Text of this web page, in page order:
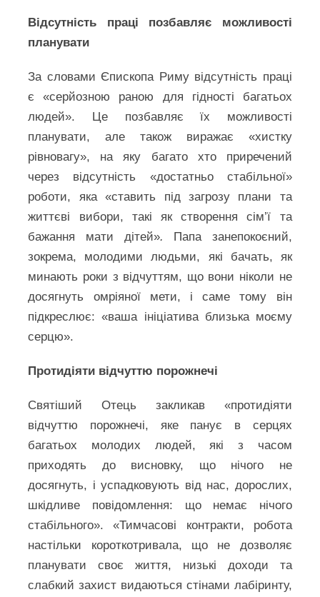
Відсутність праці позбавляє можливості
планувати
За словами Єпископа Риму відсутність праці
є «серйозною раною для гідності багатьох
людей». Це позбавляє їх можливості
планувати, але також виражає «хистку
рівновагу», на яку багато хто приречений
через відсутність «достатньо стабільної»
роботи, яка «ставить під загрозу плани та
життєві вибори, такі як створення сім’ї та
бажання мати дітей». Папа занепокоєний,
зокрема, молодими людьми, які бачать, як
минають роки з відчуттям, що вони ніколи не
досягнуть омріяної мети, і саме тому він
підкреслює: «ваша ініціатива близька моєму
серцю».
Протидіяти відчуттю порожнечі
Святіший Отець закликав «протидіяти
відчуттю порожнечі, яке панує в серцях
багатьох молодих людей, які з часом
приходять до висновку, що нічого не
досягнуть, і успадковують від нас, дорослих,
шкідливе повідомлення: що немає нічого
стабільного». «Тимчасові контракти, робота
настільки короткотривала, що не дозволяє
планувати своє життя, низькі доходи та
слабкий захист видаються стінами лабіринту,